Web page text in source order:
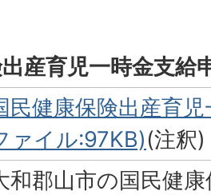
産育児一時金支給
民健康保険出産育
ァイル:97KB)(注釈)
和郡山市の国民健